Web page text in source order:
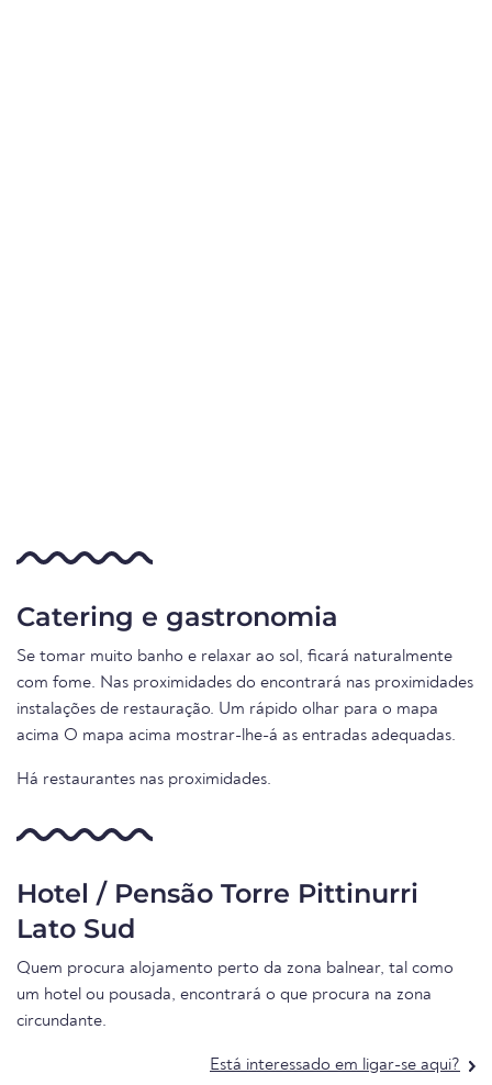
Catering e gastronomia
Se tomar muito banho e relaxar ao sol, ficará naturalmente
com fome. Nas proximidades do encontrará nas proximidades
instalações de restauração. Um rápido olhar para o mapa
acima O mapa acima mostrar-lhe-á as entradas adequadas.
Há restaurantes nas proximidades.
Hotel / Pensão Torre Pittinurri
Lato Sud
Quem procura alojamento perto da zona balnear, tal como
um hotel ou pousada, encontrará o que procura na zona
circundante.
Está interessado em ligar-se aqui?